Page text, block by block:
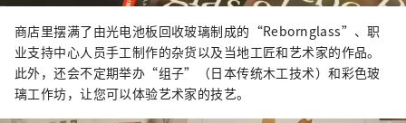
商店里摆满了由光电池板回收玻璃制成的“Rebornglass”、职
业支持中心人员手工制作的杂货以及当地工匠和艺术家的作品。
此外，还会不定期举办“组子”（日本传统木工技术）和彩色玻
璃工作坊，让您可以体验艺术家的技艺。